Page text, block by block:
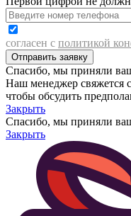
согласен с политикой
Спасибо, мы приняли
Наш менеджер свяжется
чтобы обсудить
Закрыть
Спасибо, мы приняли
Закрыть